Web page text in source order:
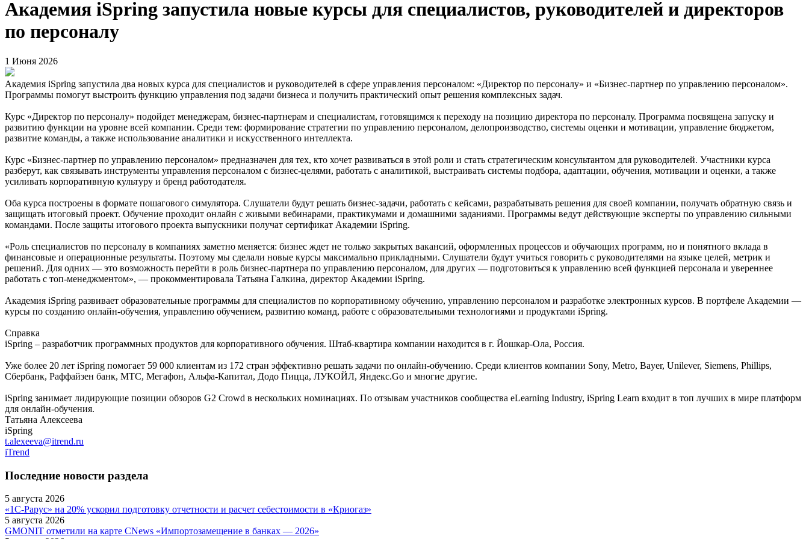
Академия iSpring запустила новые курсы для специалистов, руководителей и директоров
по персоналу
1 Июня 2026
Академия iSpring запустила два новых курса для специалистов и руководителей в сфере управления персоналом: «Директор по персоналу» и «Бизнес-партнер по управлению персоналом».
Программы помогут выстроить функцию управления под задачи бизнеса и получить практический опыт решения комплексных задач.
Курс «Директор по персоналу» подойдет менеджерам, бизнес-партнерам и специалистам, готовящимся к переходу на позицию директора по персоналу. Программа посвящена запуску и
развитию функции на уровне всей компании. Среди тем: формирование стратегии по управлению персоналом, делопроизводство, системы оценки и мотивации, управление бюджетом,
развитие команды, а также использование аналитики и искусственного интеллекта.
Курс «Бизнес-партнер по управлению персоналом» предназначен для тех, кто хочет развиваться в этой роли и стать стратегическим консультантом для руководителей. Участники курса
разберут, как связывать инструменты управления персоналом с бизнес-целями, работать с аналитикой, выстраивать системы подбора, адаптации, обучения, мотивации и оценки, а также
усиливать корпоративную культуру и бренд работодателя.
Оба курса построены в формате пошагового симулятора. Слушатели будут решать бизнес-задачи, работать с кейсами, разрабатывать решения для своей компании, получать обратную связь и
защищать итоговый проект. Обучение проходит онлайн с живыми вебинарами, практикумами и домашними заданиями. Программы ведут действующие эксперты по управлению сильными
командами. После защиты итогового проекта выпускники получат сертификат Академии iSpring.
«Роль специалистов по персоналу в компаниях заметно меняется: бизнес ждет не только закрытых вакансий, оформленных процессов и обучающих программ, но и понятного вклада в
финансовые и операционные результаты. Поэтому мы сделали новые курсы максимально прикладными. Слушатели будут учиться говорить с руководителями на языке целей, метрик и
решений. Для одних — это возможность перейти в роль бизнес-партнера по управлению персоналом, для других — подготовиться к управлению всей функцией персонала и увереннее
работать с топ-менеджментом», — прокомментировала Татьяна Галкина, директор Академии iSpring.
Академия iSpring развивает образовательные программы для специалистов по корпоративному обучению, управлению персоналом и разработке электронных курсов. В портфеле Академии —
курсы по созданию онлайн-обучения, управлению обучением, развитию команд, работе с образовательными технологиями и продуктами iSpring.
Справка
iSpring – разработчик программных продуктов для корпоративного обучения. Штаб-квартира компании находится в г. Йошкар-Ола, Россия.
Уже более 20 лет iSpring помогает 59 000 клиентам из 172 стран эффективно решать задачи по онлайн-обучению. Среди клиентов компании Sony, Metro, Bayer, Unilever, Siemens, Phillips,
Сбербанк, Раффайзен банк, МТС, Мегафон, Альфа-Капитал, Додо Пицца, ЛУКОЙЛ, Яндекс.Go и многие другие.
iSpring занимает лидирующие позиции обзоров G2 Crowd в нескольких номинациях. По отзывам участников сообщества eLearning Industry, iSpring Learn входит в топ лучших в мире платформ
для онлайн-обучения.
Татьяна Алексеева
iSpring
t.alexeeva@itrend.ru
iTrend
Последние новости раздела
5 августа 2026
«1С-Рарус» на 20% ускорил подготовку отчетности и расчет себестоимости в «Криогаз»
5 августа 2026
GMONIT отметили на карте CNews «Импортозамещение в банках — 2026»